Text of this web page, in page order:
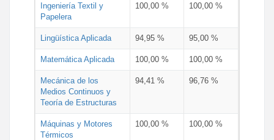
Ingeniería Textil y
Papelera
100,00 % 100,00 %
Lingüística Aplicada 94,95 % 95,00 %
Matemática Aplicada 100,00 % 100,00 %
Mecánica de los
Medios Continuos y
Teoría de Estructuras
94,41 % 96,76 %
Máquinas y Motores
Térmicos
100,00 % 100,00 %